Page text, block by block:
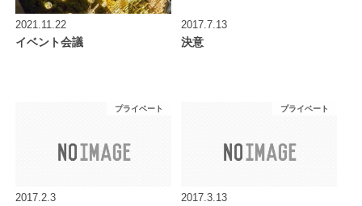
2021.11.22
イベント会議
2017.7.13
決意
プライベート
2017.2.3
プライベート
2017.3.13